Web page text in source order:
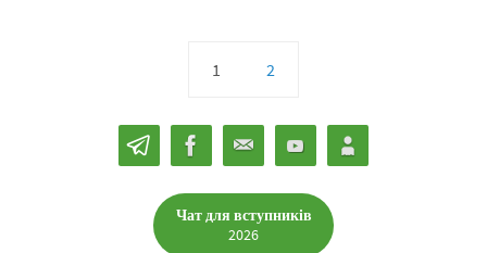
1 2
Чат для вступників
2026